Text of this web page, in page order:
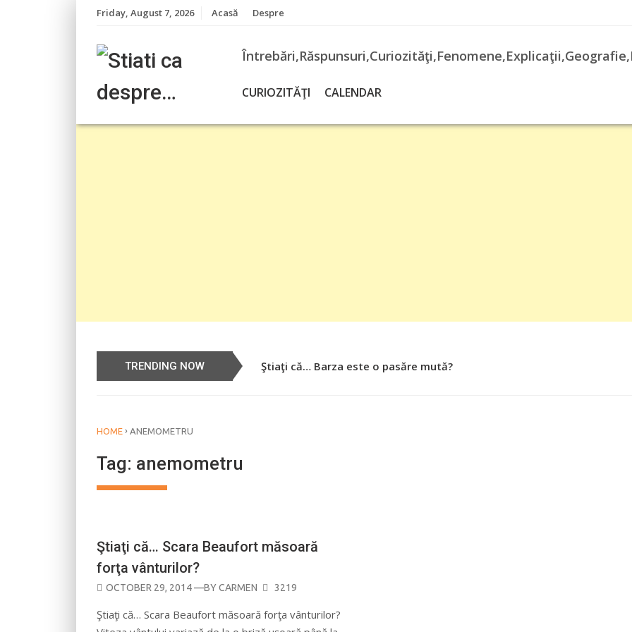
Friday, August 7, 2026 Acasă Despre
CURIOZITĂŢI CALENDAR
TRENDING NOW Ştiaţi că… Barza este o pasăre mută?
Știați că… Roşiile îsi păstrează substanţele benefice organismului
HOME › ANEMOMETRU
Tag: anemometru
Ştiaţi că… Scara Beaufort măsoară
forţa vânturilor?
POSTED
OCTOBER 29, 2014—BYCARMEN 3219
Ştiaţi că… Scara Beaufort măsoară forţa vânturilor?